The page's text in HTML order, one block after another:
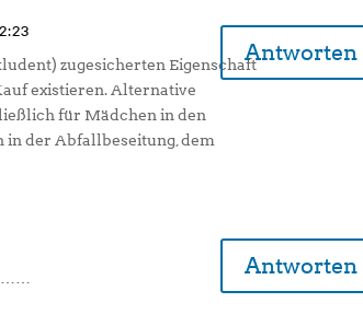
zugesicherten Eigenschaft
existieren. Alternative
für Mädchen in den
in der Abfallbeseitung, dem
Antworten
Antworten